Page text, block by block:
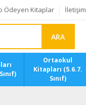
Ödeyen Kitaplar İletişim
ARA
Ortaokul
Kitapları (5.6.7.
Sınıf)